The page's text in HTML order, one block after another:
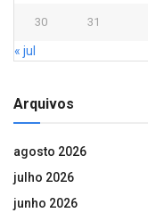
30 31
« jul
Arquivos
agosto 2026
julho 2026
junho 2026